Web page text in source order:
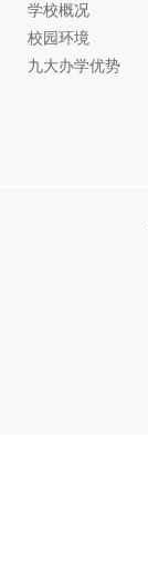
学校概况
校园环境
九大办学优势